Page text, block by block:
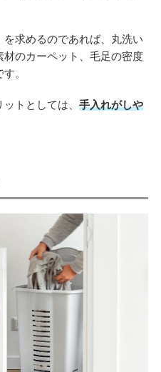
を求めるのであれば、丸洗い
のカーペット、毛足の密度
。
トとしては、 手入れがしや